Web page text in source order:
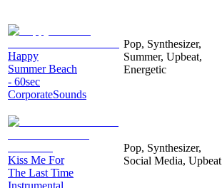
Happy
Summer Beach
- 60sec
CorporateSounds
Pop, Synthesizer,
Summer, Upbeat,
Energetic
Kiss Me For
The Last Time
Instrumental
Pop, Synthesizer,
Social Media, Upbeat